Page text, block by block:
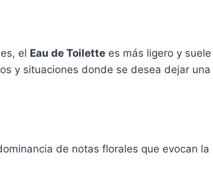
el Eau de Toilette es más ligero y
y situaciones donde se desea dejar una
de notas florales que evocan la